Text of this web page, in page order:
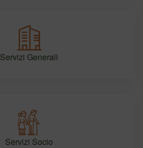
Servizi Generali
Servizi Socio